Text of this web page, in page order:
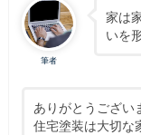
筆者
家は
いを
ありがとうござい
住宅塗装は大切な